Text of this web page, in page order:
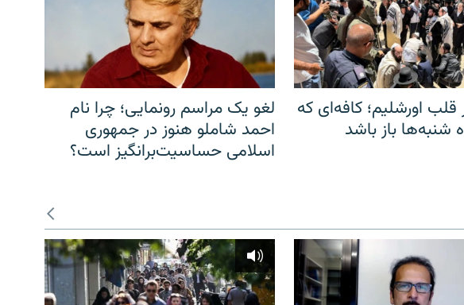
اورشلیم؛ کافه‌ای که
شنبه‌ها باز باشد
لغو یک مراسم رونمایی؛ چرا نام
احمد شاملو هنوز در جمهوری
اسلامی حساسیت‌برانگیز است؟